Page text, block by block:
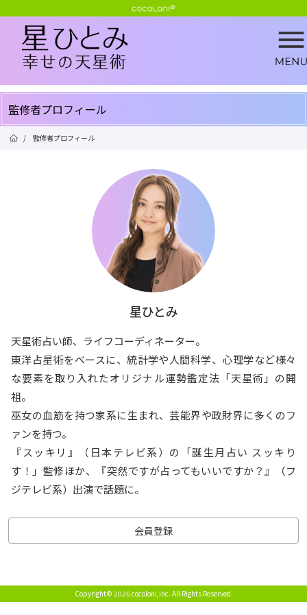
監修者プロフィール
/ 監修者プロフィール
星ひとみ
天星術占い師、ライフコーディネーター。
東洋占星術をベースに、統計学や人間科学、心理学など様々
な要素を取り入れたオリジナル運勢鑑定法「天星術」の開
祖。
巫女の血筋を持つ家系に生まれ、芸能界や政財界に多くのフ
ァンを持つ。
『スッキリ』（日本テレビ系）の「誕生月占い スッキり
す！」監修ほか、『突然ですが占ってもいいですか？』（フ
ジテレビ系）出演で話題に。
会員登録
Copyright© 2026 cocoloni,Inc. All Rights Reserved.